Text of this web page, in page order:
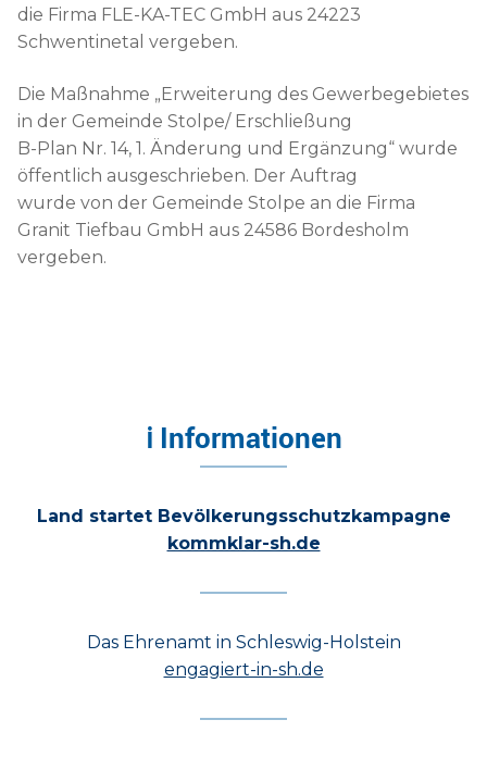
die Firma FLE-KA-TEC GmbH aus 24223
Schwentinetal vergeben.
Die Maßnahme „Erweiterung des Gewerbegebietes
in der Gemeinde Stolpe/ Erschließung
B-Plan Nr. 14, 1. Änderung und Ergänzung“ wurde
öffentlich ausgeschrieben. Der Auftrag
wurde von der Gemeinde Stolpe an die Firma
Granit Tiefbau GmbH aus 24586 Bordesholm
vergeben.
ℹ Informationen
Land startet Bevölkerungsschutzkampagne
kommklar-sh.de
Das Ehrenamt in Schleswig-Holstein
engagiert-in-sh.de